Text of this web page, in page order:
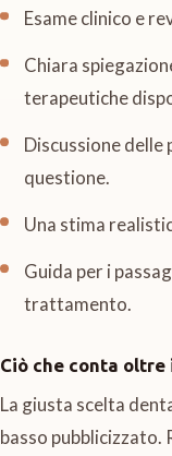
Esame clinico e
Chiara
terapeutiche
Discussione delle
questione.
Una stima
Guida per i
trattamento.
Ciò che conta oltre
La giusta scelta
basso pubblicizzato.